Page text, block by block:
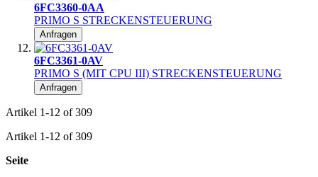
6FC3360-0AA
PRIMO S STRECKENSTEUERUNG
Anfragen
6FC3361-0AV
PRIMO S (MIT CPU III) STRECKENSTEUERUNG
Anfragen
Artikel 1-12 of309
Artikel 1-12 of309
Seite